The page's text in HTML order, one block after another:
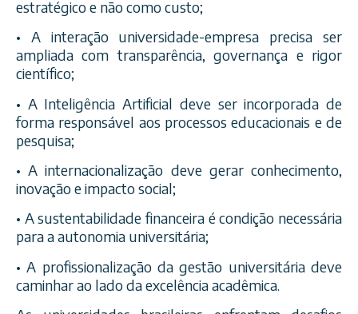
estratégico e não como custo;
• A interação universidade-empresa precisa ser
ampliada com transparência, governança e rigor
científico;
• A Inteligência Artificial deve ser incorporada de
forma responsável aos processos educacionais e de
pesquisa;
• A internacionalização deve gerar conhecimento,
inovação e impacto social;
• A sustentabilidade financeira é condição necessária
para a autonomia universitária;
• A profissionalização da gestão universitária deve
caminhar ao lado da excelência acadêmica.